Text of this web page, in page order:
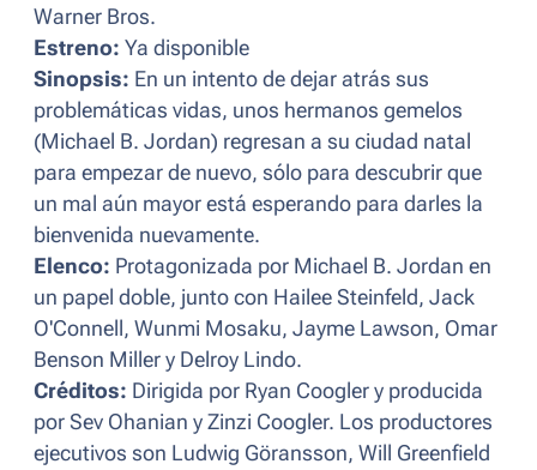
Warner Bros.
Estreno: Ya disponible
Sinopsis: En un intento de dejar atrás sus
problemáticas vidas, unos hermanos gemelos
(Michael B. Jordan) regresan a su ciudad natal
para empezar de nuevo, sólo para descubrir que
un mal aún mayor está esperando para darles la
bienvenida nuevamente.
Elenco: Protagonizada por Michael B. Jordan en
un papel doble, junto con Hailee Steinfeld, Jack
O'Connell, Wunmi Mosaku, Jayme Lawson, Omar
Benson Miller y Delroy Lindo.
Créditos: Dirigida por Ryan Coogler y producida
por Sev Ohanian y Zinzi Coogler. Los productores
ejecutivos son Ludwig Göransson, Will Greenfield